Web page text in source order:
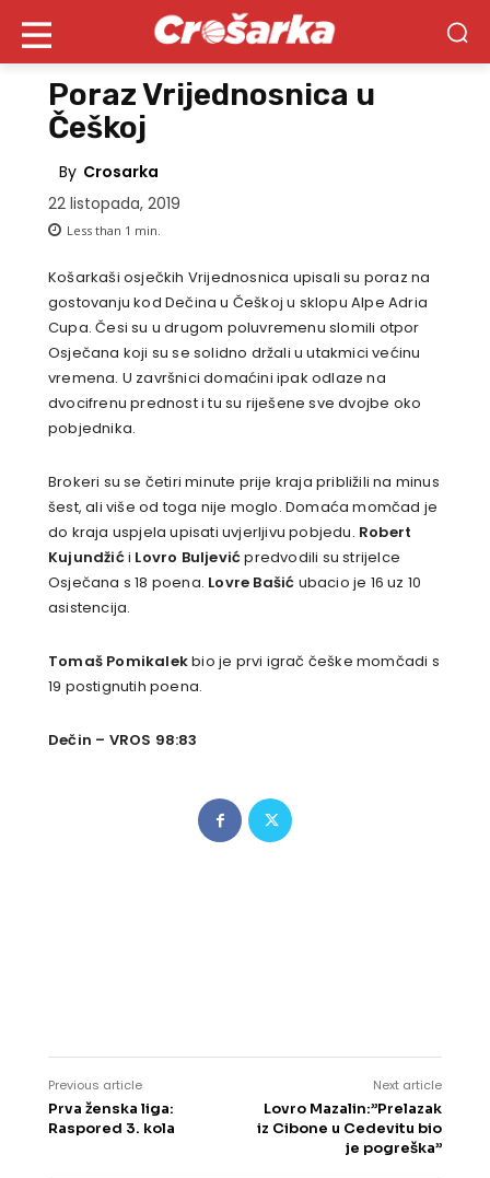
Poraz Vrijednosnica u
Češkoj
By Crosarka
22 listopada, 2019
Less than 1 min.
Košarkaši osječkih Vrijednosnica upisali su poraz na
gostovanju kod Dečina u Češkoj u sklopu Alpe Adria
Cupa. Česi su u drugom poluvremenu slomili otpor
Osječana koji su se solidno držali u utakmici većinu
vremena. U završnici domaćini ipak odlaze na
dvocifrenu prednost i tu su riješene sve dvojbe oko
pobjednika.
Brokeri su se četiri minute prije kraja približili na minus
šest, ali više od toga nije moglo. Domaća momčad je
do kraja uspjela upisati uvjerljivu pobjedu. Robert
Kujundžići Lovro Buljevićpredvodili su strijelce
Osječana s 18 poena. Lovre Bašić ubacio je 16 uz 10
asistencija.
Tomaš Pomikalekbio je prvi igrač češke momčadi s
19 postignutih poena.
Dečin – VROS 98:83
Previous article
Prva ženska liga:
Raspored 3. kola
Next article
Lovro Mazalin:”Prelazak
iz Cibone u Cedevitu bio
je pogreška”